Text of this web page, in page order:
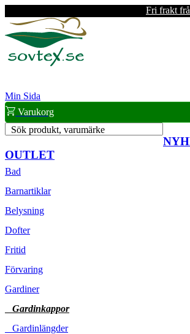
Fri frakt
Min Sida
Varukorg
Sök produkt, varumärke
OUTLET
Bad
Barnartiklar
Belysning
Dofter
Fritid
Förvaring
Gardiner
Gardinkappor
Gardinlängder